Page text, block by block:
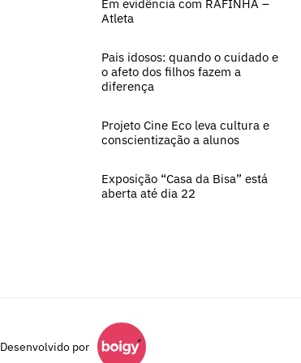
Em evidência com RAFINHA –
Atleta
Pais idosos: quando o cuidado e
o afeto dos filhos fazem a
diferença
Projeto Cine Eco leva cultura e
conscientização a alunos
Exposição “Casa da Bisa” está
aberta até dia 22
Desenvolvido por